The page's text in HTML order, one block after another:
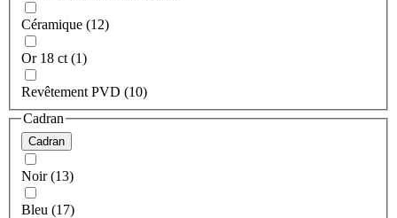
Céramique (12)
Or 18 ct (1)
Revêtement PVD (10)
Cadran
Cadran
Noir (13)
Bleu (17)